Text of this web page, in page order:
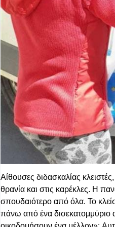
Αίθουσες διδασκαλίας
θρανία και στις καρέκλες. Η
σπουδαιότερο από όλα. Το
πάνω από ένα δισεκατομμύριο